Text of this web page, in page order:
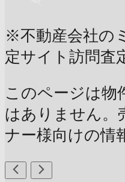
※不動産会社の
定サイト訪問査
このページは物
はありません。
ナー様向けの情